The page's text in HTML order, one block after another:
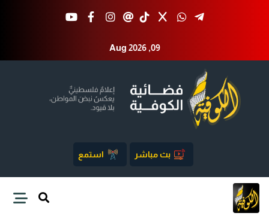
Aug 2026 ,09
بث مباشر استمع